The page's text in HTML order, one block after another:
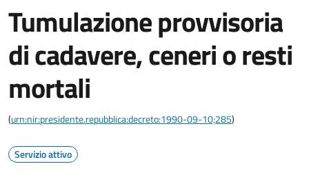
Tumulazione provvisoria
di cadavere, ceneri o resti
mortali
(urn:nir:presidente.repubblica:decreto:1990-09-10;285)
Servizio attivo